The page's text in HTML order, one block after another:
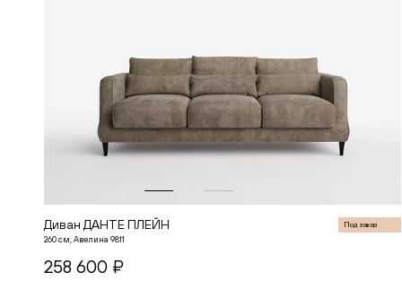
Диван ДАНТЕ ПЛЕЙН Под заказ
260 см, Авелина 9811
258 600 ₽